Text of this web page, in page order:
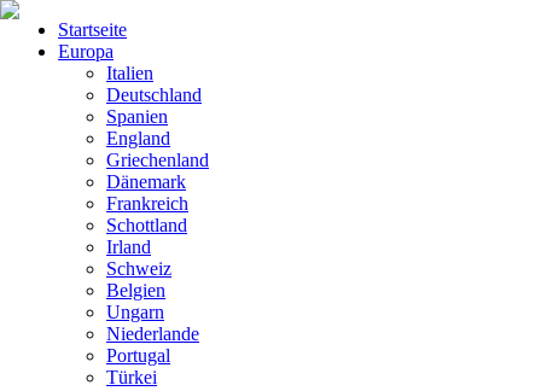
Startseite
Europa
Italien
Deutschland
Spanien
England
Griechenland
Dänemark
Frankreich
Schottland
Irland
Schweiz
Belgien
Ungarn
Niederlande
Portugal
Türkei